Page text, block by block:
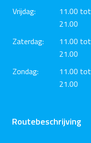
Vrijdag:
11.00 tot
21.00
Zaterdag:
11.00 tot
21.00
Zondag:
11.00 tot
21.00
Routebeschrijving